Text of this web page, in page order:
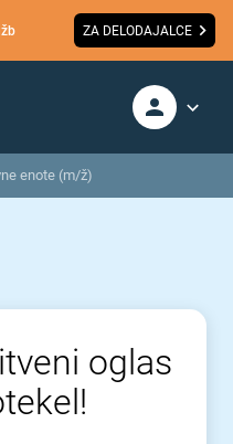
ZA DELODAJALCE
enote (m/ž)
oglas